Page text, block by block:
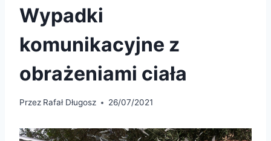
Wypadki
komunikacyjne z
obrażeniami ciała
Przez Rafał Długosz 26/07/2021